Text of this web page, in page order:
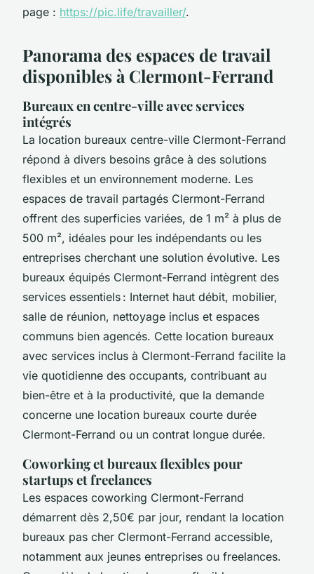
page : https://pic.life/travailler/.
Panorama des espaces de travail
disponibles à Clermont-Ferrand
Bureaux en centre-ville avec services
intégrés
La location bureaux centre-ville Clermont-Ferrand
répond à divers besoins grâce à des solutions
flexibles et un environnement moderne. Les
espaces de travail partagés Clermont-Ferrand
offrent des superficies variées, de 1 m² à plus de
500 m², idéales pour les indépendants ou les
entreprises cherchant une solution évolutive. Les
bureaux équipés Clermont-Ferrand intègrent des
services essentiels : Internet haut débit, mobilier,
salle de réunion, nettoyage inclus et espaces
communs bien agencés. Cette location bureaux
avec services inclus à Clermont-Ferrand facilite la
vie quotidienne des occupants, contribuant au
bien-être et à la productivité, que la demande
concerne une location bureaux courte durée
Clermont-Ferrand ou un contrat longue durée.
Coworking et bureaux flexibles pour
startups et freelances
Les espaces coworking Clermont-Ferrand
démarrent dès 2,50€ par jour, rendant la location
bureaux pas cher Clermont-Ferrand accessible,
notamment aux jeunes entreprises ou freelances.